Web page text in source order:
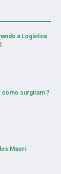
a Logística
como surgiram ?
Maori